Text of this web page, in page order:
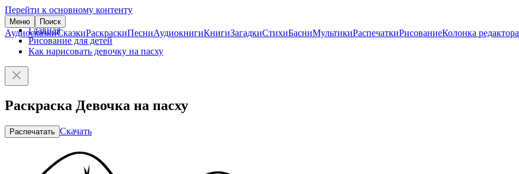
Перейти к основному контенту
Меню Поиск
АудиосказкиСказкиРаскраскиПесниАудиокнигиКнигиЗагадкиСтихиБасниМультикиРаспечаткиРисованиеКолонка редактора
Главная
Рисование для детей
Как нарисовать девочку на пасху
Раскраска Девочка на пасху
Распечатать Скачать